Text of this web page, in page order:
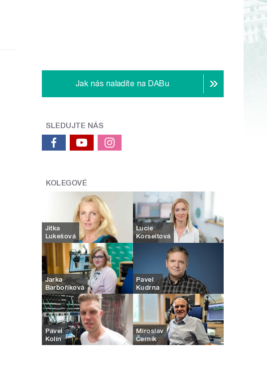
Jak nás naladíte na DABu
SLEDUJTE NÁS
KOLEGOVÉ
Jitka
Lukešová
Lucie
Korseltová
Jarka
Barboříková
Pavel
Kudrna
Pavel
Kolín
Miroslav
Černík